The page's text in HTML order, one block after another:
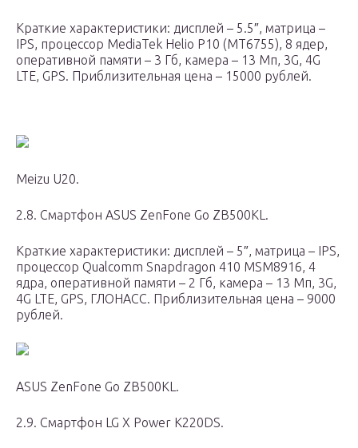
Краткие характеристики: дисплей – 5.5″, матрица –
IPS, процессор MediaTek Helio P10 (MT6755), 8 ядер,
оперативной памяти – 3 Гб, камера – 13 Мп, 3G, 4G
LTE, GPS. Приблизительная цена – 15000 рублей.
Meizu U20.
2.8. Смартфон ASUS ZenFone Go ZB500KL.
Краткие характеристики: дисплей – 5″, матрица – IPS,
процессор Qualcomm Snapdragon 410 MSM8916, 4
ядра, оперативной памяти – 2 Гб, камера – 13 Мп, 3G,
4G LTE, GPS, ГЛОНАСС. Приблизительная цена – 9000
рублей.
ASUS ZenFone Go ZB500KL.
2.9. Смартфон LG X Power K220DS.